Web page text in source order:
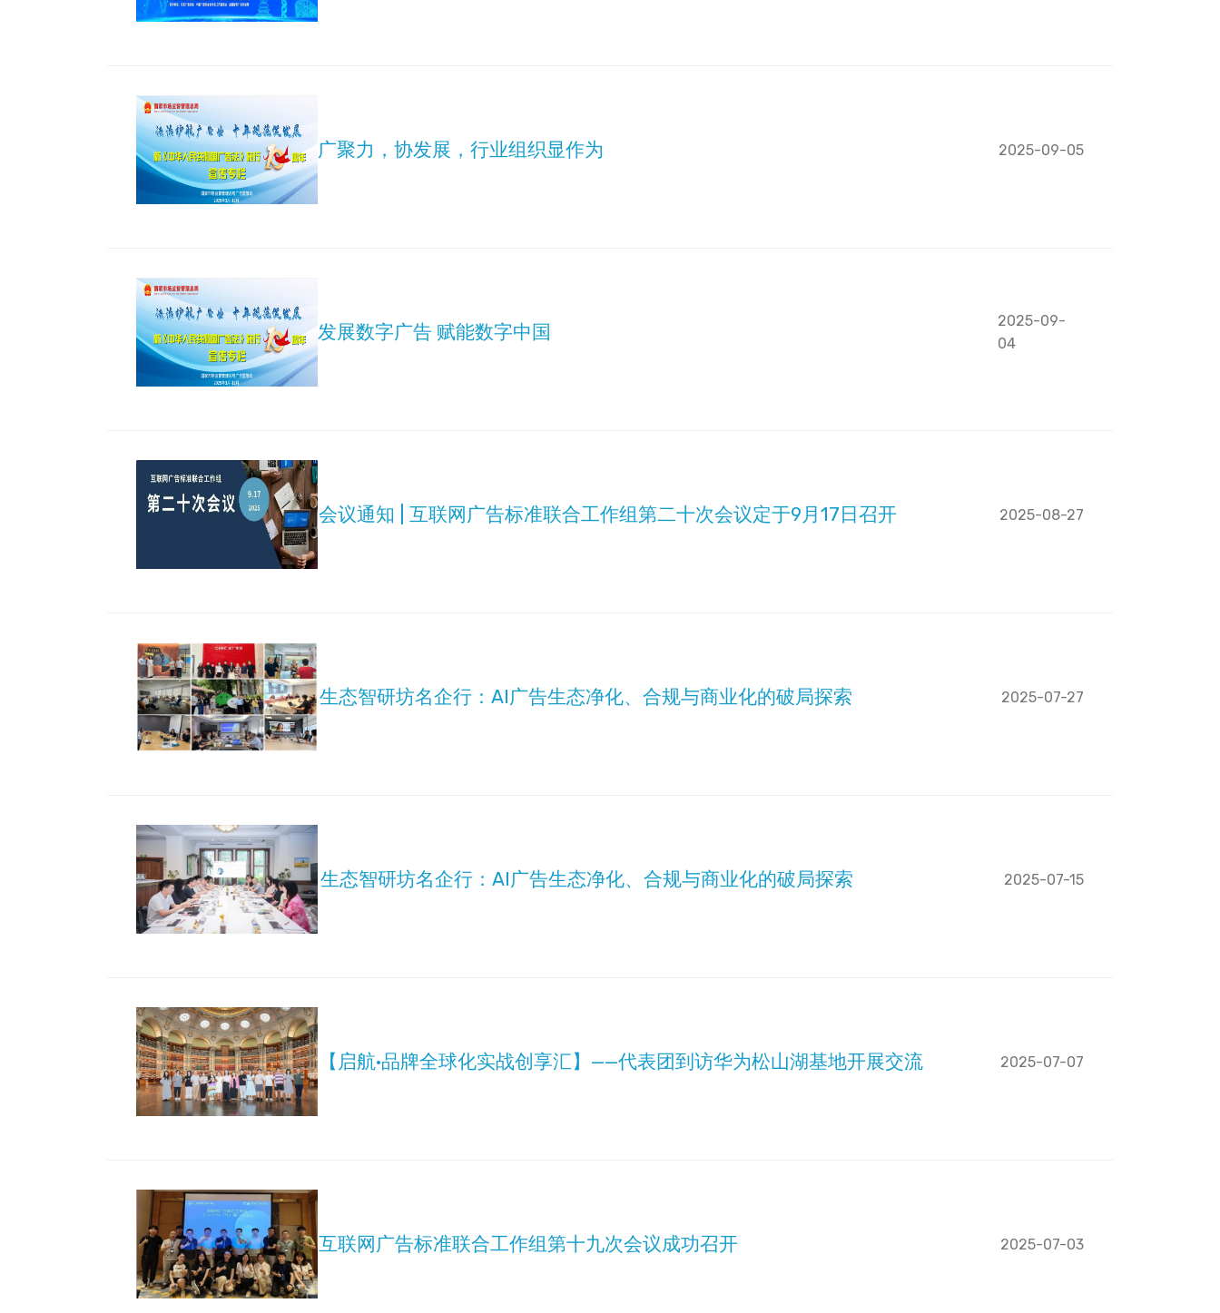
广聚力，协发展，行业组织显作为 2025-09-05
发展数字广告 赋能数字中国
2025-09-
04
会议通知 | 互联网广告标准联合工作组第二十次会议定于9月17日召开 2025-08-27
生态智研坊名企行：AI广告生态净化、合规与商业化的破局探索 2025-07-27
生态智研坊名企行：AI广告生态净化、合规与商业化的破局探索 2025-07-15
【启航·品牌全球化实战创享汇】——代表团到访华为松山湖基地开展交流 2025-07-07
互联网广告标准联合工作组第十九次会议成功召开 2025-07-03